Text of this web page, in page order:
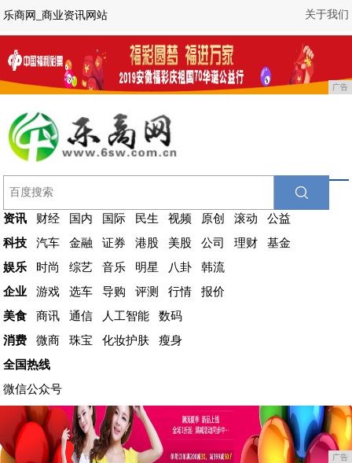
关于我们
乐商网_商业资讯网站
广告
资讯 财经 国内 国际 民生 视频 原创 滚动
公益
科技
汽车 金融 证券 港股 美股 公司 理财
基金
娱乐
时尚 综艺 音乐 明星 八卦
韩流
企业
游戏 选车 导购 评测 行情
报价
美食
商讯 通信 人工智能
数码
消费
微商 珠宝 化妆护肤
瘦身
全国热线
微信公众号
广告